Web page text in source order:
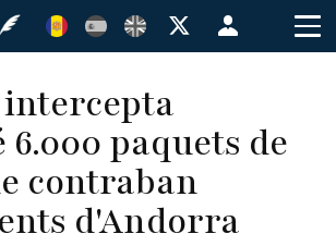
Menú
de
usuario
6.000 paquets de
contraban
d'Andorra